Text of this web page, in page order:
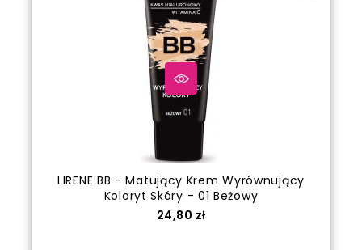
LIRENE BB - Matujący Krem Wyrównujący
Koloryt Skóry - 01 Beżowy
Cena
24,80 zł